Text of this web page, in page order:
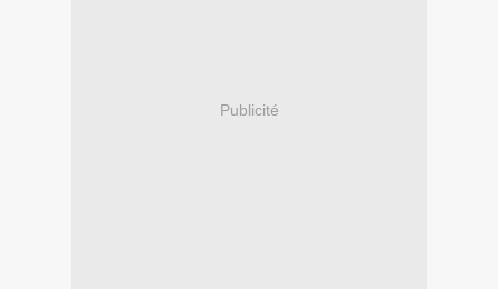
Publicité